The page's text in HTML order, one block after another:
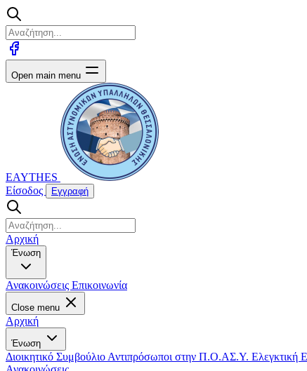
Open main menu
EAYTHES
Είσοδος
Εγγραφή
Αρχική
Ένωση
Ανακοινώσεις Επικοινωνία
Close menu
Αρχική
Ένωση
Διοικητικό Συμβούλιο Αντιπρόσωποι στην Π.Ο.ΑΣ.Υ. Ελεγκτική